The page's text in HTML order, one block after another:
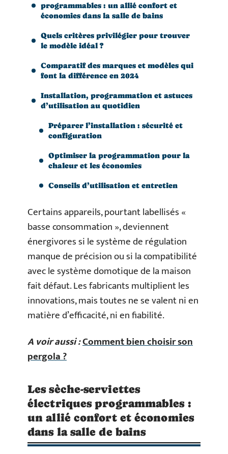
programmables : un allié confort et
économies dans la salle de bains
Quels critères privilégier pour trouver
le modèle idéal ?
Comparatif des marques et modèles qui
font la différence en 2024
Installation, programmation et astuces
d’utilisation au quotidien
Préparer l’installation : sécurité et
configuration
Optimiser la programmation pour la
chaleur et les économies
Conseils d’utilisation et entretien
Certains appareils, pourtant labellisés «
basse consommation », deviennent
énergivores si le système de régulation
manque de précision ou si la compatibilité
avec le système domotique de la maison
fait défaut. Les fabricants multiplient les
innovations, mais toutes ne se valent ni en
matière d’efficacité, ni en fiabilité.
A voir aussi :Comment bien choisir son
pergola ?
Les sèche-serviettes
électriques programmables :
un allié confort et économies
dans la salle de bains